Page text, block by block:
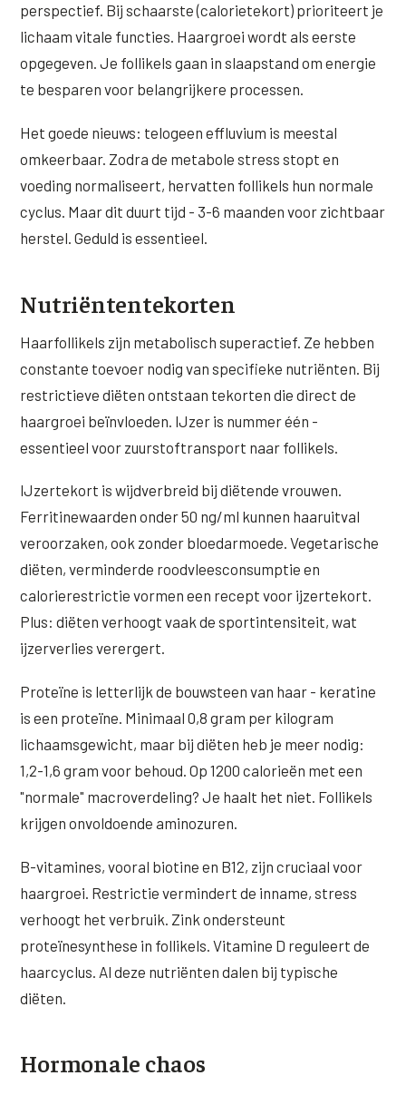
perspectief. Bij schaarste (calorietekort) prioriteert je
lichaam vitale functies. Haargroei wordt als eerste
opgegeven. Je follikels gaan in slaapstand om energie
te besparen voor belangrijkere processen.
Het goede nieuws: telogeen effluvium is meestal
omkeerbaar. Zodra de metabole stress stopt en
voeding normaliseert, hervatten follikels hun normale
cyclus. Maar dit duurt tijd - 3-6 maanden voor zichtbaar
herstel. Geduld is essentieel.
Nutriëntentekorten
Haarfollikels zijn metabolisch superactief. Ze hebben
constante toevoer nodig van specifieke nutriënten. Bij
restrictieve diëten ontstaan tekorten die direct de
haargroei beïnvloeden. IJzer is nummer één -
essentieel voor zuurstoftransport naar follikels.
IJzertekort is wijdverbreid bij diëtende vrouwen.
Ferritinewaarden onder 50 ng/ml kunnen haaruitval
veroorzaken, ook zonder bloedarmoede. Vegetarische
diëten, verminderde roodvleesconsumptie en
calorierestrictie vormen een recept voor ijzertekort.
Plus: diëten verhoogt vaak de sportintensiteit, wat
ijzerverlies verergert.
Proteïne is letterlijk de bouwsteen van haar - keratine
is een proteïne. Minimaal 0,8 gram per kilogram
lichaamsgewicht, maar bij diëten heb je meer nodig:
1,2-1,6 gram voor behoud. Op 1200 calorieën met een
"normale" macroverdeling? Je haalt het niet. Follikels
krijgen onvoldoende aminozuren.
B-vitamines, vooral biotine en B12, zijn cruciaal voor
haargroei. Restrictie vermindert de inname, stress
verhoogt het verbruik. Zink ondersteunt
proteïnesynthese in follikels. Vitamine D reguleert de
haarcyclus. Al deze nutriënten dalen bij typische
diëten.
Hormonale chaos